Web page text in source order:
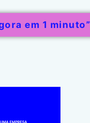
em 1 minuto”